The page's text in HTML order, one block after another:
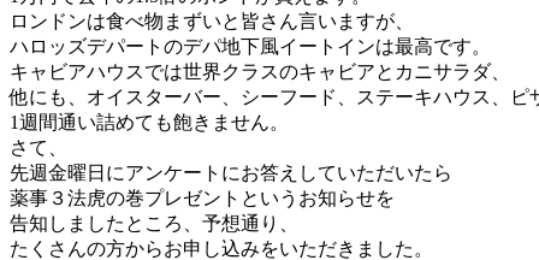
ロンドンは食べ物まずいと皆さん言いますが、
ハロッズデパートのデパ地下風イートインは最高です。
キャビアハウスでは世界クラスのキャビアとカニサラダ、
他にも、オイスターバー、シーフード、ステーキハウス、ピ
1週間通い詰めても飽きません。
さて、
先週金曜日にアンケートにお答えしていただいたら
薬事３法虎の巻プレゼントというお知らせを
告知しましたところ、予想通り、
たくさんの方からお申し込みをいただきました。